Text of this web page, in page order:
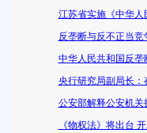
江苏省实施《中华
反垄断与反不正当竞
中华人民共和国反垄
央行研究局副局长
公安部解释公安机
《物权法》将出台